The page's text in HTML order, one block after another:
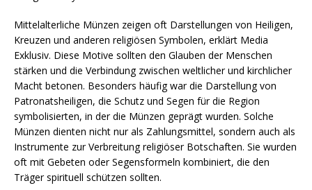
Mittelalterliche Münzen zeigen oft Darstellungen von Heiligen,
Kreuzen und anderen religiösen Symbolen, erklärt Media
Exklusiv. Diese Motive sollten den Glauben der Menschen
stärken und die Verbindung zwischen weltlicher und kirchlicher
Macht betonen. Besonders häufig war die Darstellung von
Patronatsheiligen, die Schutz und Segen für die Region
symbolisierten, in der die Münzen geprägt wurden. Solche
Münzen dienten nicht nur als Zahlungsmittel, sondern auch als
Instrumente zur Verbreitung religiöser Botschaften. Sie wurden
oft mit Gebeten oder Segensformeln kombiniert, die den
Träger spirituell schützen sollten.